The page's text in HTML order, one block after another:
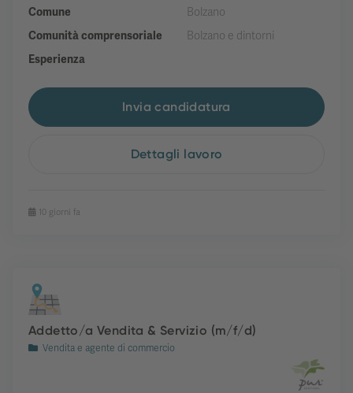
Comune
Bolzano
Comunità comprensoriale
Bolzano e dintorni
Esperienza
Invia candidatura
Dettagli lavoro
10 giorni fa
Addetto/a Vendita & Servizio (m/f/d)
Vendita e agente di commercio